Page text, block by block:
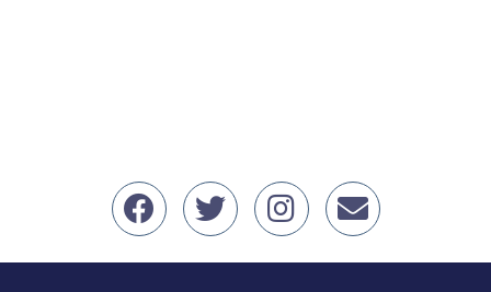
Nous retrouver sur
Nous retrouver sur
Nous